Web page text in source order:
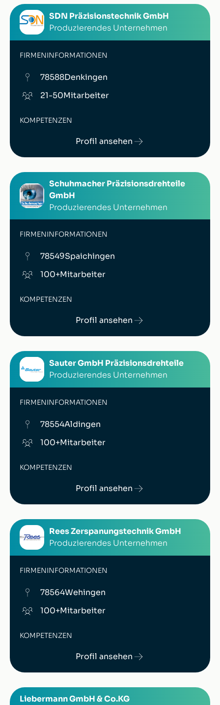
SDN Präzisionstechnik GmbH
Produzierendes Unternehmen
FIRMENINFORMATIONEN
78588Denkingen
21-50Mitarbeiter
KOMPETENZEN
Profil ansehen
Schuhmacher Präzisionsdrehteile
GmbH
Produzierendes Unternehmen
FIRMENINFORMATIONEN
78549Spaichingen
100+Mitarbeiter
KOMPETENZEN
Profil ansehen
Sauter GmbH Präzisionsdrehteile
Produzierendes Unternehmen
FIRMENINFORMATIONEN
78554Aldingen
100+Mitarbeiter
KOMPETENZEN
Profil ansehen
Rees Zerspanungstechnik GmbH
Produzierendes Unternehmen
FIRMENINFORMATIONEN
78564Wehingen
100+Mitarbeiter
KOMPETENZEN
Profil ansehen
Liebermann GmbH & Co.KG